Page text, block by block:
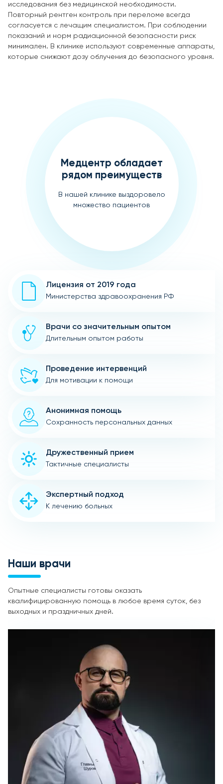
исследования без медицинской необходимости.
Повторный рентген контроль при переломе всегда
согласуется с лечащим специалистом. При соблюдении
показаний и норм радиационной безопасности риск
минимален. В клинике используют современные аппараты,
которые снижают дозу облучения до безопасного уровня.
Медцентр обладает
рядом преимуществ
В нашей клинике выздоровело
множество пациентов
Лицензия от 2019 года
Министерства здравоохранения РФ
Врачи со значительным опытом
Длительным опытом работы
Проведение интервенций
Для мотивации к помощи
Анонимная помощь
Сохранность персональных данных
Дружественный прием
Тактичные специалисты
Экспертный подход
К лечению больных
Наши врачи
Опытные специалисты готовы оказать
квалифицированную помощь в любое время суток, без
выходных и праздничных дней.